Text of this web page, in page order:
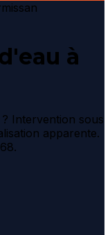
à
? Intervention sous
apparente.